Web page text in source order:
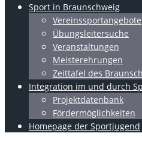
Sport in Braunschweig
Vereinssportangebote
Übungsleitersuche
Veranstaltungen
Meisterehrungen
Zeittafel des
Integration im und durch
Projektdatenbank
Fördermöglichkeiten
Homepage der Sportjugend